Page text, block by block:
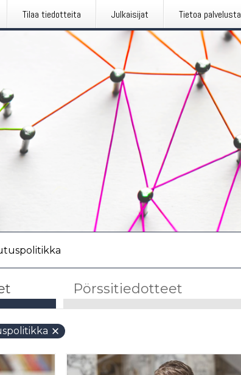
Tilaa tiedotteita Julkaisijat Tietoa palvelusta
Pörssitiedotteet